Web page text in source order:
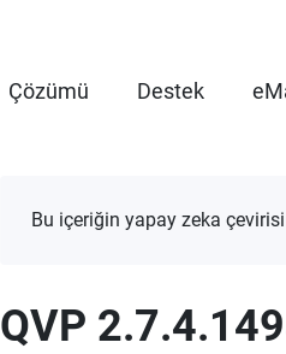
Çözümü Destek
Bu içeriğin yapay zeka
QVP